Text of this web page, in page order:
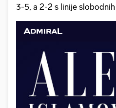
3-5, a 2-2 s linije